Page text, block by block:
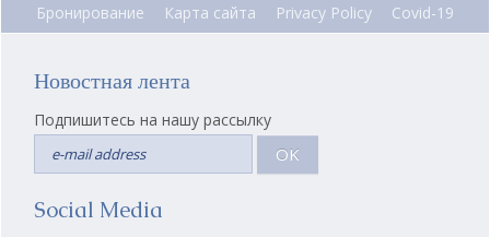
Бронирование
Карта сайта Privacy Policy Covid-19
Новостная лента
Подпишитесь на нашу рассылку
OK
Social Media